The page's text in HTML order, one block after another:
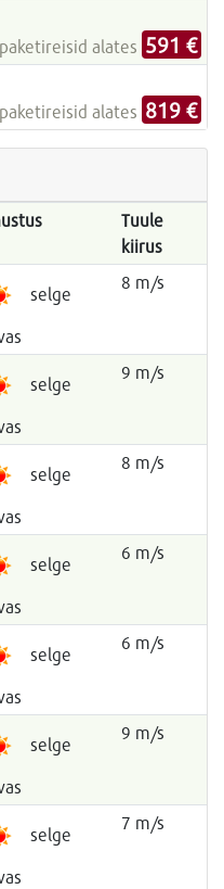
paketireisid alates 591 €
paketireisid alates 819 €
Tuule
kiirus
selge
8 m/s
selge
9 m/s
selge
8 m/s
selge
6 m/s
selge
6 m/s
selge
9 m/s
selge
7 m/s